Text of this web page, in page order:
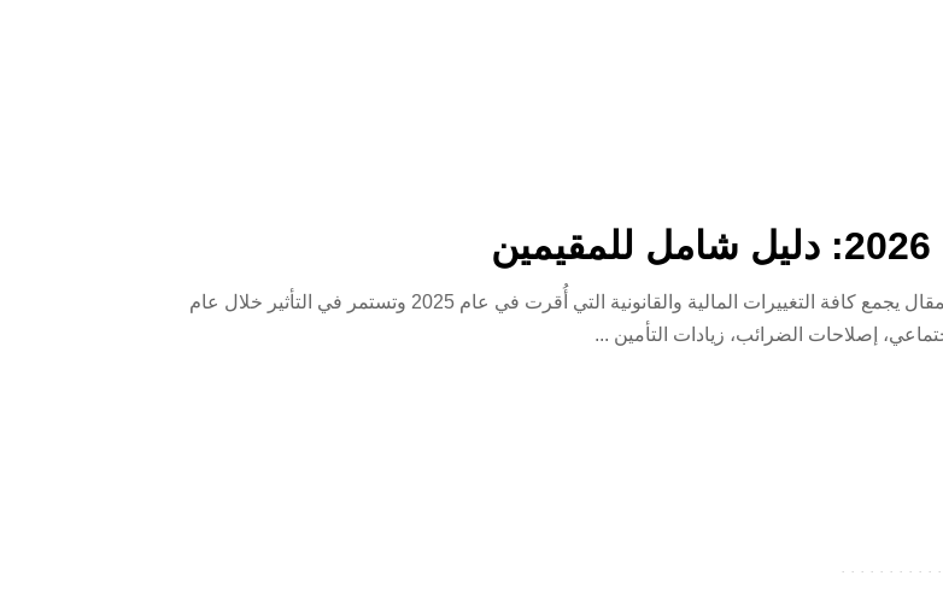
التغييرات الجديدة في ألمانيا لعام 2026: دليل شامل للمقيمين هذا المقال يجمع كافة التغييرات المالية والقانونية التي أُقرت في عام 2025 وتستمر في التأثير خلال عام
...